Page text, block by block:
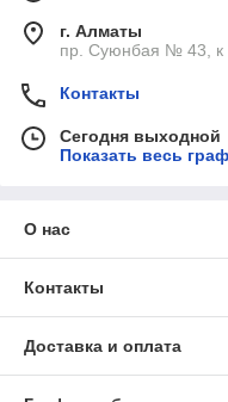
г. Алматы
пр. Суюнбая № 43, к
Контакты
Сегодня выходной
Показать весь
О нас
Контакты
Доставка и оплата